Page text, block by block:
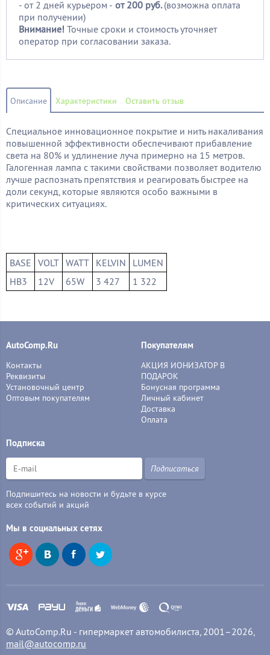
- от 2 дней курьером - от 200 руб.(возможна оплата
при получении)
Внимание! Точные сроки и стоимость уточняет
оператор при согласовании заказа.
Описание Характеристики Оставить отзыв
Специальное инновационное покрытие и нить накаливания
повышенной эффективности обеспечивают прибавление
света на 80% и удлинение луча примерно на 15 метров.
Галогенная лампа с такими свойствами позволяет водителю
лучше распознать препятствия и реагировать быстрее на
доли секунд, которые являются особо важными в
критических ситуациях.
BASE VOLT WATT KELVIN
LUMEN
HB3
12V 65W 3 427 1 322
AutoComp.Ru
Контакты
Реквизиты
Установочный центр
Оптовым покупателям
Покупателям
АКЦИЯ ИОНИЗАТОР В
ПОДАРОК
Бонусная программа
Личный кабинет
Доставка
Оплата
Подписка
Подписаться
Подпишитесь на новости и будьте в курсе
всех событий и акций
Мы в социальных сетях
© AutoComp.Ru - гипермаркет автомобилиста, 2001–2026,
mail@autocomp.ru